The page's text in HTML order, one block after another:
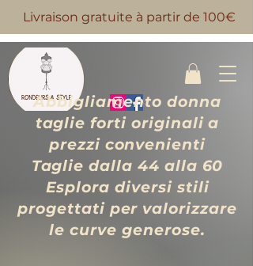
Livraison gratuite à partir de 100€
Abbigliamento donna
taglie forti originali a
prezzi convenienti
Taglie dalla 44 alla 60
Esplora diversi stili
progettati per valorizzare
le curve generose.